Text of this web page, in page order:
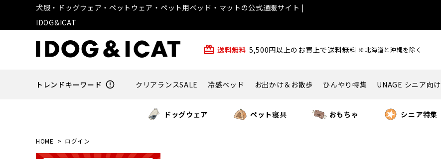
犬服・ドッグウェア・ペットウェア・ペット用ベッド・マットの公式通販サイト |
IDOG&ICAT
card_giftcard 送料無料 5,500円以上のお買上で送料無料 ※北海道と沖縄を除く
トレンドキーワード error_outline クリアランスSALE 冷感ベッド お出かけ＆お散歩 ひんやり特集 UNAGE シニア向け
ドッグウェア ペット寝具 おもちゃ シニア特集
HOME ログイン